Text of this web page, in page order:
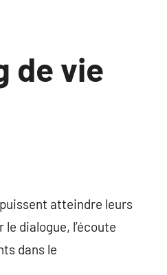
de vie
atteindre leurs
dialogue, l’écoute
dans le